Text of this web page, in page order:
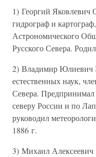
1) Георгий Яковлевич
гидрограф и
Астрономического
Русского Севера.
2) Владимир Юлиевич
естественных наук,
Севера.
северу России и по
руководил
1886 г.
3) Михаил Алексеевич